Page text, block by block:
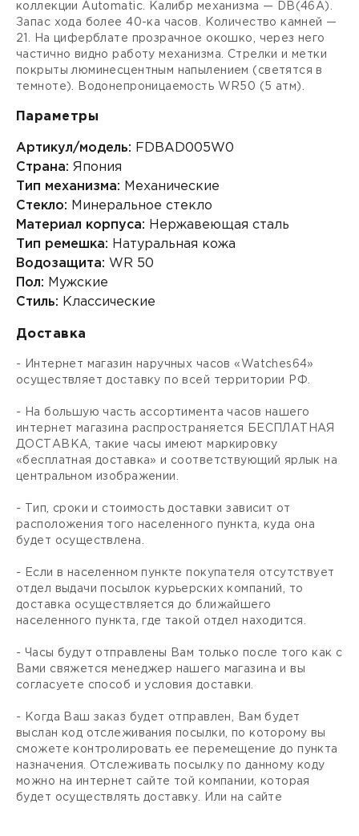
коллекции Automatic. Калибр механизма — DB(46A).
Запас хода более 40-ка часов. Количество камней —
21. На циферблате прозрачное окошко, через него
частично видно работу механизма. Стрелки и метки
покрыты люминесцентным напылением (светятся в
темноте). Водонепроницаемость WR50 (5 атм).
Параметры
Артикул/модель: FDBAD005W0
Страна: Япония
Тип механизма: Механические
Стекло: Минеральное стекло
Материал корпуса: Нержавеющая сталь
Тип ремешка: Натуральная кожа
Водозащита: WR 50
Пол: Мужские
Стиль: Классические
Доставка
- Интернет магазин наручных часов «Watches64»
осуществляет доставку по всей территории РФ.
- На большую часть ассортимента часов нашего
интернет магазина распространяется БЕСПЛАТНАЯ
ДОСТАВКА, такие часы имеют маркировку
«бесплатная доставка» и соответствующий ярлык на
центральном изображении.
- Тип, сроки и стоимость доставки зависит от
расположения того населенного пункта, куда она
будет осуществлена.
- Если в населенном пункте покупателя отсутствует
отдел выдачи посылок курьерских компаний, то
доставка осуществляется до ближайшего
населенного пункта, где такой отдел находится.
- Часы будут отправлены Вам только после того как с
Вами свяжется менеджер нашего магазина и вы
согласуете способ и условия доставки.
- Когда Ваш заказ будет отправлен, Вам будет
выслан код отслеживания посылки, по которому вы
сможете контролировать ее перемещение до пункта
назначения. Отслеживать посылку по данному коду
можно на интернет сайте той компании, которая
будет осуществлять доставку. Или на сайте